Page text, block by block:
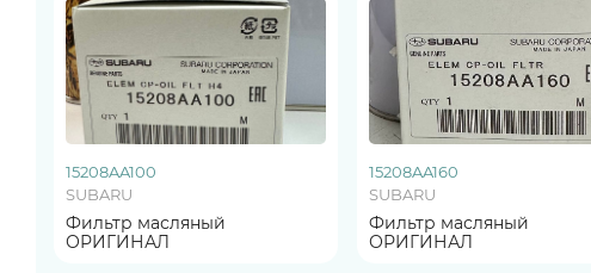
15208AA100
SUBARU
Фильтр масляный
ОРИГИНАЛ
15208AA160
SUBARU
Фильтр масляный
ОРИГИНАЛ